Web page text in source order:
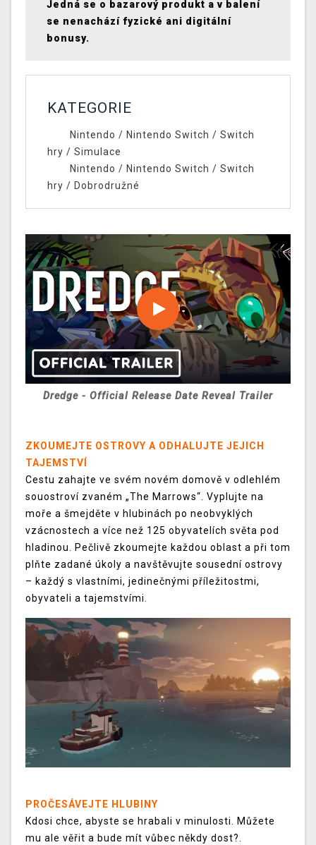
Jedná se o bazarový produkt a v balení
se nenachází fyzické ani digitální
bonusy.
KATEGORIE
Nintendo / Nintendo Switch / Switch
hry / Simulace
Nintendo / Nintendo Switch / Switch
hry / Dobrodružné
Dredge - Official Release Date Reveal Trailer
ZKOUMEJTE OSTROVY A ODHALUJTE JEJICH
TAJEMSTVÍ
Cestu zahajte ve svém novém domově v odlehlém
souostroví zvaném „The Marrows“. Vyplujte na
moře a šmejděte v hlubinách po neobvyklých
vzácnostech a více než 125 obyvatelích světa pod
hladinou. Pečlivě zkoumejte každou oblast a při tom
plňte zadané úkoly a navštěvujte sousední ostrovy
– každý s vlastními, jedinečnými příležitostmi,
obyvateli a tajemstvími.
PROČESÁVEJTE HLUBINY
Kdosi chce, abyste se hrabali v minulosti. Můžete
mu ale věřit a bude mít vůbec někdy dost?.